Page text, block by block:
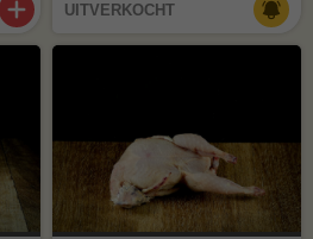
UITVERKOCHT